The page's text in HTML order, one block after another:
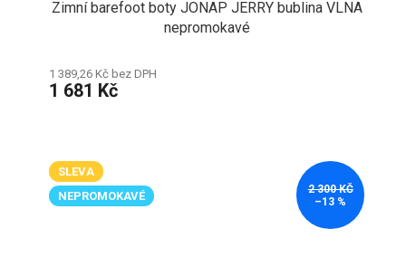
Zimní barefoot boty JONAP JERRY bublina VLNA
nepromokavé
1 389,26 Kč bez DPH
1 681 Kč
SLEVA
NEPROMOKAVÉ
2 300 KČ
–13 %